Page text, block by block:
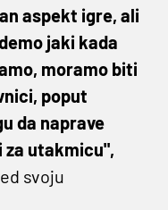
aspekt igre, ali
jaki kada
moramo biti
poput
da naprave
za utakmicu",
svoju